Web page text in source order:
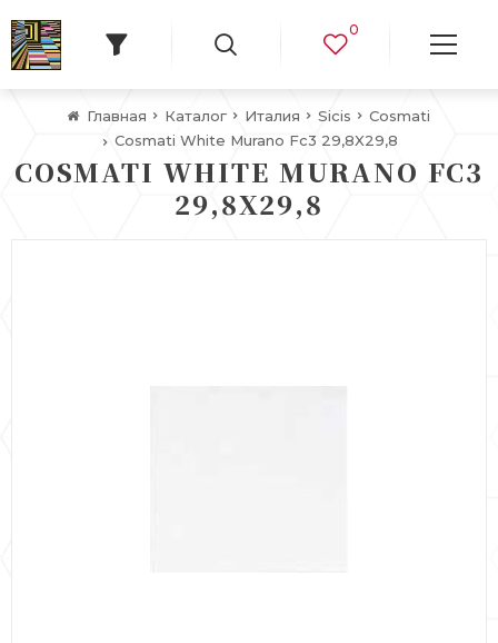
0
Главная Каталог Италия Sicis
Cosmati
Cosmati White Murano Fc3 29,8X29,8
COSMATI WHITE MURANO FC3
29,8X29,8